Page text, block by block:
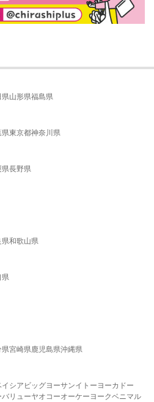
県山形県福島県
県東京都神奈川県
県長野県
県和歌山県
県
県宮崎県鹿児島県沖縄県
イシア ビッグヨーサンイトーヨーカドー
リューヤオコーオーケー ヨークベニマル